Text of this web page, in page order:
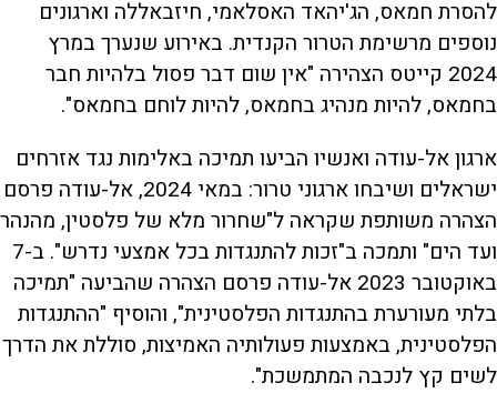
להסרת חמאס, הג'יהאד האסלאמי, חיזבאללה וארגונים
נוספים מרשימת הטרור הקנדית. באירוע שנערך במרץ
2024 קייטס הצהירה "אין שום דבר פסול בלהיות חבר
בחמאס, להיות מנהיג בחמאס, להיות לוחם בחמאס".
ארגון אל-עודה ואנשיו הביעו תמיכה באלימות נגד אזרחים
ישראלים ושיבחו ארגוני טרור: במאי 2024, אל-עודה פרסם
הצהרה משותפת שקראה ל"שחרור מלא של פלסטין, מהנהר
ועד הים" ותמכה ב"זכות להתנגדות בכל אמצעי נדרש". ב-7
באוקטובר 2023 אל-עודה פרסם הצהרה שהביעה "תמיכה
בלתי מעורערת בהתנגדות הפלסטינית", והוסיף "ההתנגדות
הפלסטינית, באמצעות פעולותיה האמיצות, סוללת את הדרך
לשים קץ לנכבה המתמשכת".